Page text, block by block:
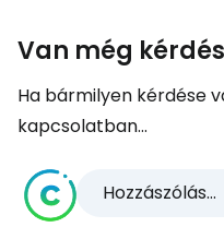
Van még
Ha bármilyen kérdése
kapcsolatban...
Hozzászólás...